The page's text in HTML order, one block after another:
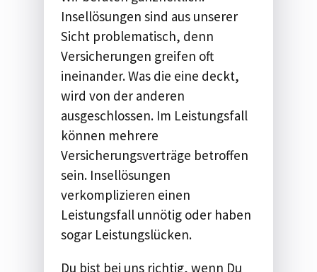
Insellösungen sind aus unserer
Sicht problematisch, denn
Versicherungen greifen oft
ineinander. Was die eine deckt,
wird von der anderen
ausgeschlossen. Im Leistungsfall
können mehrere
Versicherungsverträge betroffen
sein. Insellösungen
verkomplizieren einen
Leistungsfall unnötig​ oder haben
sogar Leistungslücken.
Du bist bei uns richtig, wenn Du